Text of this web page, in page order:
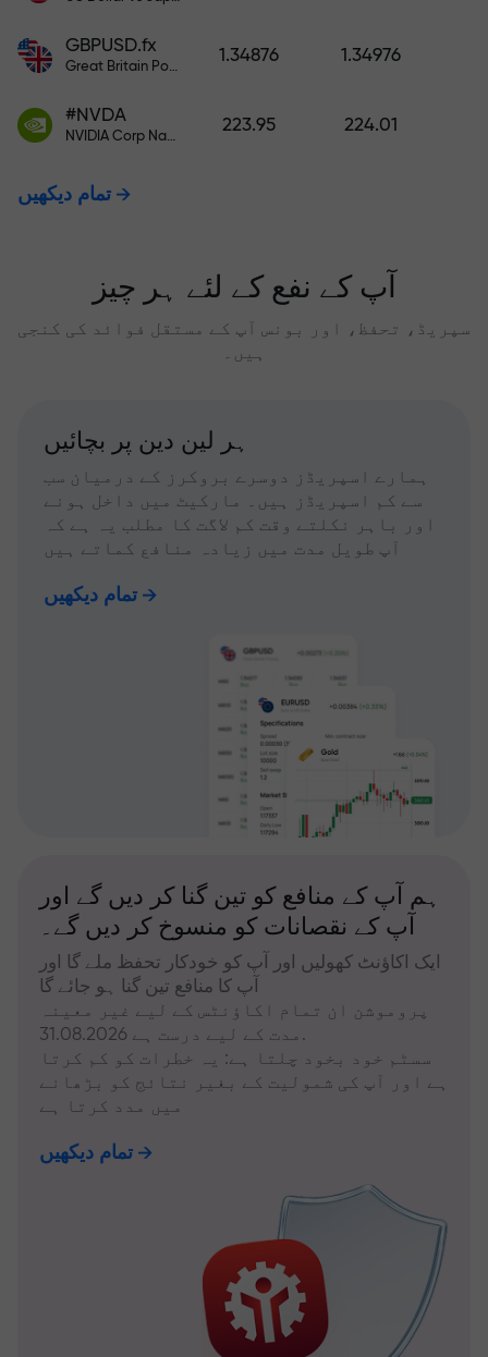
GBPUSD.fx
Great Britain Pound vs US Dollar
1.34876 1.34976
#NVDA
NVIDIA Corp Nasdaq Stock Exchange (Nasdaq) USD
223.95 224.01
تمام دیکھیں
آپ کے نفع کے لئے ہر چیز
سپریڈ، تحفظ، اور بونس آپ کے مستقل فوائد کی کنجی
ہیں۔
ہر لین دین پر بچائیں
ہمارے اسپریڈز دوسرے بروکرز کے درمیان سب
سے کم اسپریڈز ہیں۔ مارکیٹ میں داخل ہونے
اور باہر نکلتے وقت کم لاگت کا مطلب یہ ہے کہ
آپ طویل مدت میں زیادہ منافع کماتے ہیں
تمام دیکھیں
ہم آپ کے منافع کو تین گنا کر دیں گے اور
آپ کے نقصانات کو منسوخ کر دیں گے۔
ایک اکاؤنٹ کھولیں اور آپ کو خودکار تحفظ ملے گا اور
آپ کا منافع تین گنا ہو جائے گا
پروموشن ان تمام اکاؤنٹس کے لیے غیر معینہ
مدت کے لیے درست ہے 31.08.2026.
سسٹم خود بخود چلتا ہے: یہ خطرات کو کم کرتا
ہے اور آپ کی شمولیت کے بغیر نتائج کو بڑھانے
میں مدد کرتا ہے
تمام دیکھیں